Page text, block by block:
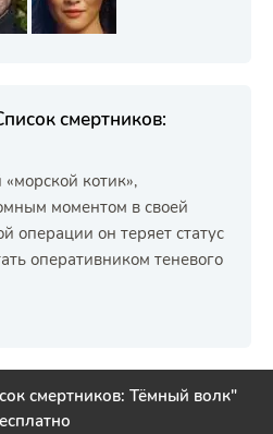
смертников:
котик»,
моментом в своей
операции он теряет статус
оперативником теневого
смертников: Тёмный волк"